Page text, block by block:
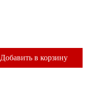
Добавить в корзину